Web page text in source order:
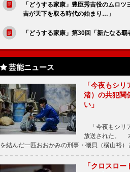
「どうする家康」豊臣秀吉役のムロ
吉が天下を取る時代の始まり…」
「どうする家康」第30回「新たなる
芸能ニュース
「今夜もシ
渚）の共犯関
い」
「今夜もシリ
放送された。
を結んだ一匹おおかみの刑事・磯貝（横山裕
「クロスロ